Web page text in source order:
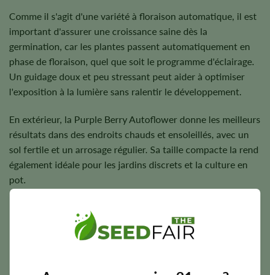
Comme il s'agit d'une variété à floraison automatique, il est
important d'assurer une croissance saine dès la
germination, car les plantes passent automatiquement en
phase de floraison, quel que soit le programme d'éclairage.
Un guidage doux et peu stressant peut aider à optimiser
l'exposition à la lumière sans ralentir le développement.
En extérieur, la Purple Berry Autoflower donne les meilleurs
résultats dans des endroits chauds et ensoleillés, avec un
sol fertile et un arrosage régulier. Sa taille compacte la rend
également idéale pour les jardins discrets et la culture en
pot.
Période de floraison, hauteur et rendement
La Purple Berry Autoflower achève généralement son cycle